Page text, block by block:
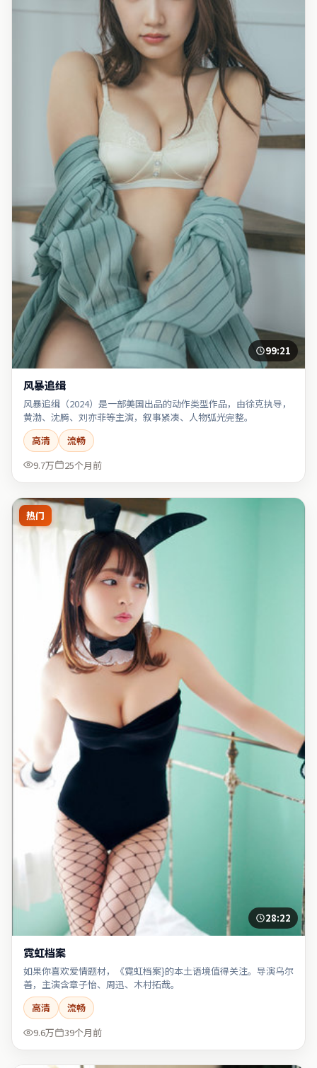
99:21
风暴追缉
风暴追缉（2024）是一部美国出品的动作类型作品，由徐克执导，
黄渤、沈腾、刘亦菲等主演，叙事紧凑、人物弧光完整。
高清
流畅
9.7万
25个月前
热门
28:22
霓虹档案
如果你喜欢爱情题材，《霓虹档案}的本土语境值得关注。导演乌尔
善，主演含章子怡、周迅、木村拓哉。
高清
流畅
9.6万
39个月前